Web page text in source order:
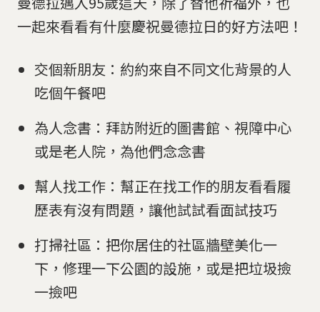
一起來看看有什麼慶祝曼德拉日的好方法吧！
交個新朋友：約約來自不同文化背景的人
吃個午餐吧
為人念書：拜訪附近的圖書館、視障中心
或是老人院，為他們念念書
幫人找工作：幫正在找工作的朋友看看履
歷表有沒有問題，讓他試試看面試技巧
打掃社區：把你居住的社區牆壁美化一
下，修理一下公園的設施，或是把垃圾撿
一撿吧